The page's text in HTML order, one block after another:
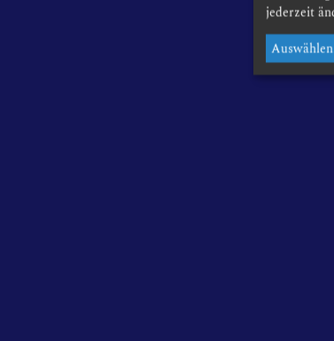
jederzeit
Auswählen